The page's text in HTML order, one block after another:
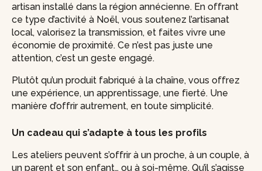
artisan installé dans la région annécienne. En offrant
ce type d’activité à Noël, vous soutenez l’artisanat
local, valorisez la transmission, et faites vivre une
économie de proximité. Ce n’est pas juste une
attention, c’est un geste engagé.
Plutôt qu’un produit fabriqué à la chaîne, vous offrez
une expérience, un apprentissage, une fierté. Une
manière d’offrir autrement, en toute simplicité.
Un cadeau qui s’adapte à tous les profils
Les ateliers peuvent s’offrir à un proche, à un couple, à
un parent et son enfant… ou à soi-même. Qu’il s’agisse